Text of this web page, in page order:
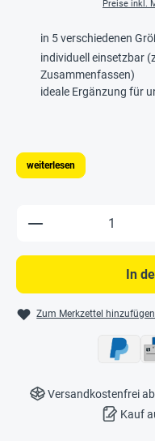
Preise inkl.
in 5 verschiedenen
individuell einsetzbar
Zusammenfassen)
ideale Ergänzung für
weiterlesen
Produkt Anzahl:
In
Zum Merkzettel hinzufügen
Versandkostenfrei
Kauf